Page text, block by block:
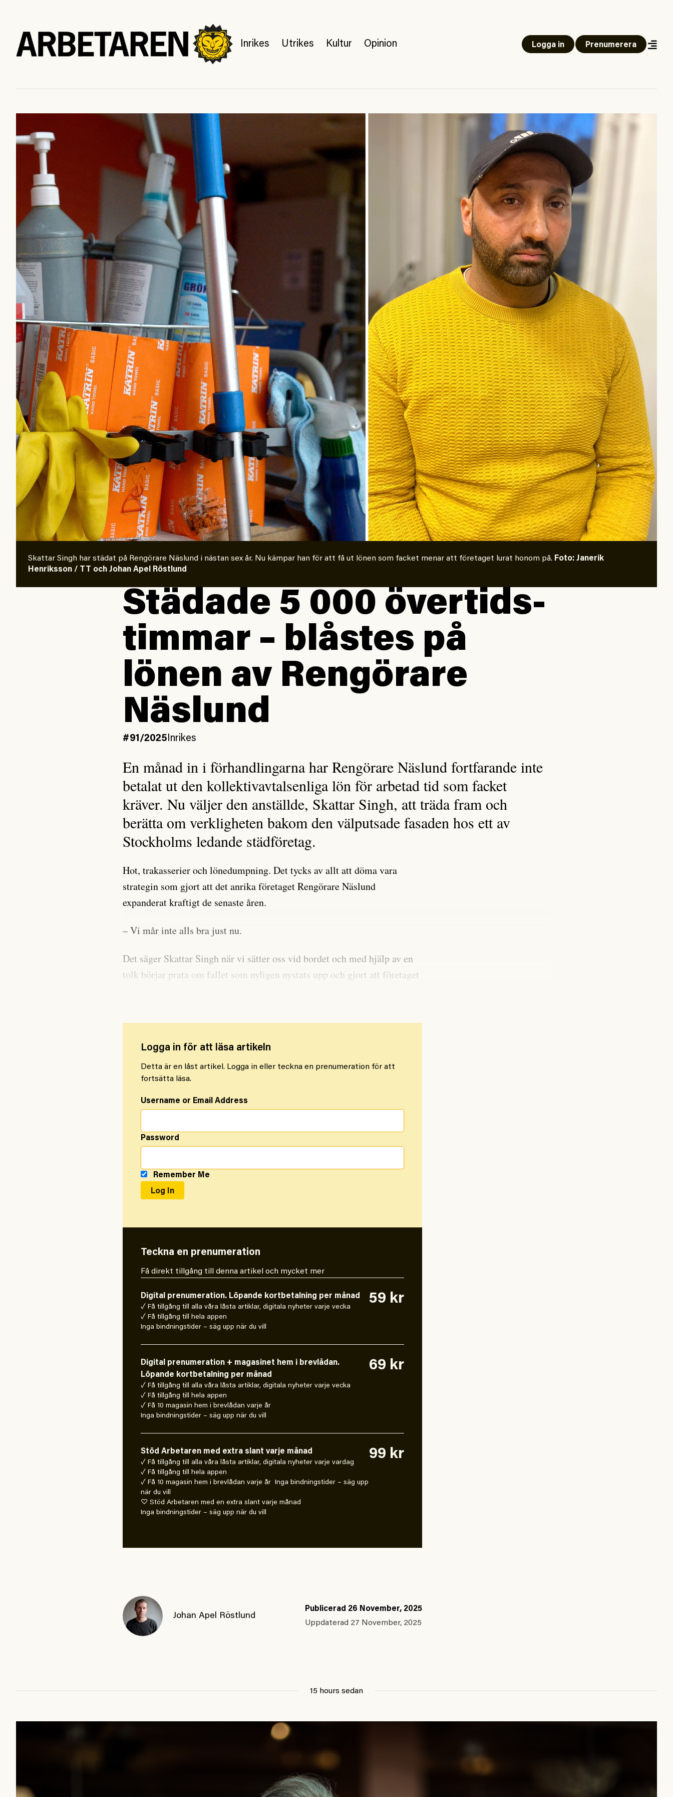
Inrikes Utrikes Kultur Opinion Logga in Prenumerera
Skattar Singh har städat på Rengörare Näslund i nästan sex år. Nu kämpar han för att få ut lönen som facket menar att företaget lurat honom på. Foto: Janerik
Henriksson / TT och Johan Apel Röstlund
Städade 5 000 övertids­
timmar – blåstes på
lönen av Rengörare
Näslund
#91/2025Inrikes
En månad in i förhandlingarna har Rengörare Näslund fortfarande inte
betalat ut den kollektivavtalsenliga lön för arbetad tid som facket
kräver. Nu väljer den anställde, Skattar Singh, att träda fram och
berätta om verkligheten bakom den välputsade fasaden hos ett av
Stockholms ledande städföretag.
Hot, trakasserier och lönedumpning. Det tycks av allt att döma vara
strategin som gjort att det anrika företaget Rengörare Näslund
expanderat kraftigt de senaste åren.
– Vi mår inte alls bra just nu.
Det säger Skattar Singh när vi sätter oss vid bordet och med hjälp av en
tolk börjar prata om fallet som nyligen nystats upp och gjort att företaget
Logga in för att läsa artikeln
Detta är en låst artikel. Logga in eller teckna en prenumeration för att
fortsätta läsa.
Username or Email Address
Password
Remember Me
Teckna en prenumeration
Få direkt tillgång till denna artikel och mycket mer
Digital prenumeration. Löpande kortbetalning per månad
✓ Få tillgång till alla våra låsta artiklar, digitala nyheter varje vecka
✓ Få tillgång till hela appen
Inga bindningstider – säg upp när du vill
59 kr
Digital prenumeration + magasinet hem i brevlådan.
Löpande kortbetalning per månad
✓ Få tillgång till alla våra låsta artiklar, digitala nyheter varje vecka
✓ Få tillgång till hela appen
✓ Få 10 magasin hem i brevlådan varje år
Inga bindningstider – säg upp när du vill
69 kr
Stöd Arbetaren med extra slant varje månad
✓ Få tillgång till alla våra låsta artiklar, digitala nyheter varje vardag
✓ Få tillgång till hela appen
✓ Få 10 magasin hem i brevlådan varje år Inga bindningstider – säg upp
när du vill
♡ Stöd Arbetaren med en extra slant varje månad
Inga bindningstider – säg upp när du vill
99 kr
Johan Apel Röstlund
Publicerad 26 November, 2025
Uppdaterad 27 November, 2025
15 hours sedan